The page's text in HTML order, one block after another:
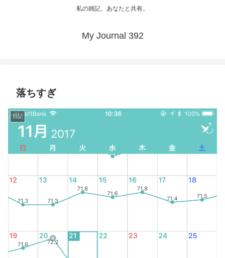
私の雑記、あなたと共有。
My Journal 392
落ちすぎ
日記